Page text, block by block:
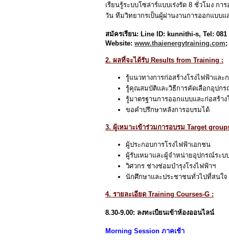
เรียนรู้ระบบโซล่าร์แบบเร่งรัด 8 ชั่วโมง ก
วัน ทีมวิทยากรเป็นผู้ผ่านงานการออกแบบ
สมัครเรียน: Line ID: kunnithi-s, Tel: 081
Website: www.thaienergytraining.com
2. ผลที่จะได้รับ Results from Training :
รู้แนวทางการก่อสร้างโรงไฟฟ้าและ
รู้คุณสมบัติและวิธีการคัดเลือกอุปก
รู้มาตรฐานการออกแบบและก่อสร้าง
ขอคำปรึกษาหลังการอบรมได้
3. ผู้เหมาะเข้าร่วมการอบรม Target
ผู้ประกอบการโรงไฟฟ้าเอกชน
ผู้รับเหมาและผู้จำหน่ายอุปกรณ์ระบ
วิศวกร ช่างช่อมบำรุงโรงไฟฟ้าฯ
นักศึกษาและประชาชนทั่วไปที่สน
4. รายละเอียด Training Courses-G :
8.30-9.00: ลงทะเบียนเข้าห้องออนไลน์
Morning Session ภาคเช้า